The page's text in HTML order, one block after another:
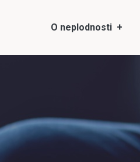
O neplodnosti